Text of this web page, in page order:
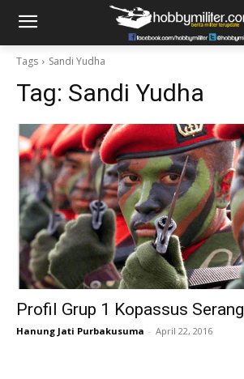
Tags Sandi Yudha
Tag: Sandi Yudha
Profil Grup 1 Kopassus Serang
Hanung Jati Purbakusuma - April 22, 2016